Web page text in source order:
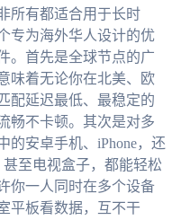
所有都适合用于长时
专为海外华人设计的优
。首先是全球节点的广
味着无论你在北美、欧
配延迟最低、最稳定的
畅不卡顿。其次是对多
的安卓手机、iPhone，还
甚至电视盒子，都能轻松
你一人同时在多个设备
平板看数据，互不干